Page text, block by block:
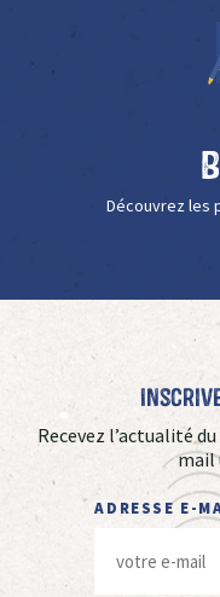
Découvrez les
Recevez l’actualité
mail
ADRESSE E-